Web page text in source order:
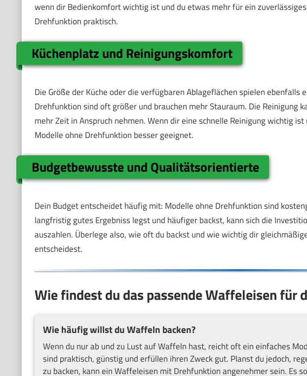
wenn dir Bedienkomfort wichtig ist und du etwas mehr für ein
Drehfunktion praktisch.
Küchenplatz und Reinigungskomfort
Die Größe der Küche oder die verfügbaren Ablageflächen spielen ebenfalls
Drehfunktion sind oft größer und brauchen mehr Stauraum. Die Reinigung
mehr Zeit in Anspruch nehmen. Wenn dir eine schnelle Reinigung wichtig
Modelle ohne Drehfunktion besser geeignet.
Budgetbewusste und Qualitätsorientierte
Dein Budget entscheidet häufig mit: Modelle ohne Drehfunktion sind
langfristig gutes Ergebniss legst und häufiger backst, kann sich die
auszahlen. Überlege also, wie oft du backst und wie wichtig dir
entscheidest.
Wie findest du das passende Waffeleisen für
Wie häufig willst du Waffeln backen?
Wenn du nur ab und zu Lust auf Waffeln hast, reicht oft ein einfaches
sind praktisch, günstig und erfüllen ihren Zweck gut. Planst du jedoch,
zu backen, kann ein Waffeleisen mit Drehfunktion angenehmer sein. Es